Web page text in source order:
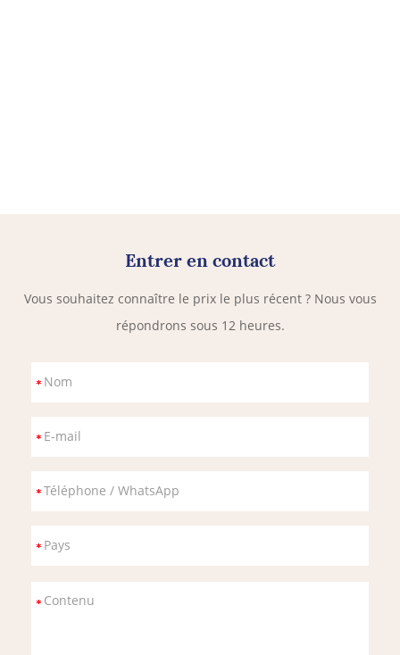
Entrer en contact
Vous souhaitez connaître le prix le plus récent ? Nous vous
répondrons sous 12 heures.